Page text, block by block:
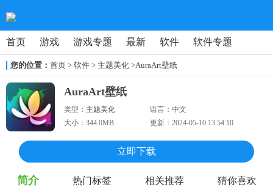
首页 游戏 游戏专题 最新 软件 软件专题
您的位置： 首页 > 软件 > 主题美化 >AuraArt壁纸
AuraArt壁纸
类型： 主题美化 语言：中文
大小： 344.0MB 更新：2024-05-10 13:54:10
立即下载
简介 热门标签 相关推荐 猜你喜欢